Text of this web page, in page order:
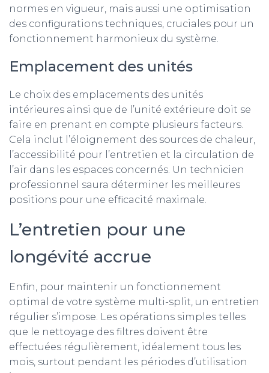
normes en vigueur, mais aussi une optimisation
des configurations techniques, cruciales pour un
fonctionnement harmonieux du système.
Emplacement des unités
Le choix des emplacements des unités
intérieures ainsi que de l’unité extérieure doit se
faire en prenant en compte plusieurs facteurs.
Cela inclut l’éloignement des sources de chaleur,
l’accessibilité pour l’entretien et la circulation de
l’air dans les espaces concernés. Un technicien
professionnel saura déterminer les meilleures
positions pour une efficacité maximale.
L’entretien pour une
longévité accrue
Enfin, pour maintenir un fonctionnement
optimal de votre système multi-split, un entretien
régulier s’impose. Les opérations simples telles
que le nettoyage des filtres doivent être
effectuées régulièrement, idéalement tous les
mois, surtout pendant les périodes d’utilisation